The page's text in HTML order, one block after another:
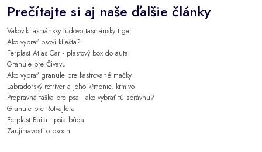
Prečítajte si aj naše ďalšie články
Vakovlk tasmánsky ľudovo tasmánsky tiger
Ako vybrať psovi kliešta?
Ferplast Atlas Car - plastový box do auta
Granule pre Čivavu
Ako vybrať granule pre kastrované mačky
Labradorský retríver a jeho kŕmenie, krmivo
Prepravná taška pre psa - ako vybrať tú správnu?
Granule pre Rotvajlera
Ferplast Baita - psia búda
Zaujímavosti o psoch